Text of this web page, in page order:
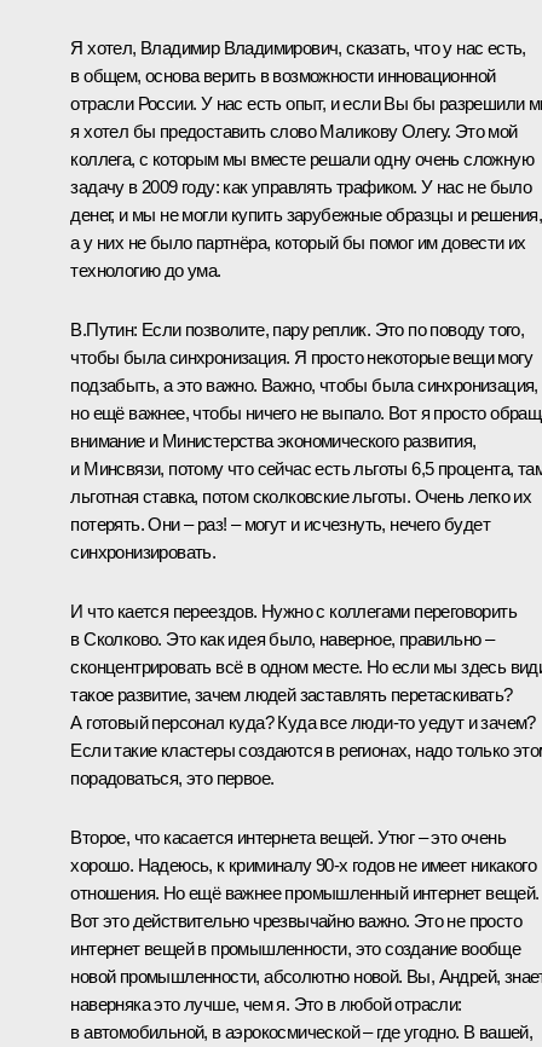
Я хотел, Владимир Владимирович, сказать, что у нас есть,
в общем, основа верить в возможности инновационной
отрасли России. У нас есть опыт, и если Вы бы разрешили
я хотел бы предоставить слово Маликову Олегу. Это мой
коллега, с которым мы вместе решали одну очень сложную
задачу в 2009 году: как управлять трафиком. У нас не было
денег, и мы не могли купить зарубежные образцы и решения,
а у них не было партнёра, который бы помог им довести их
технологию до ума.
В.Путин: Если позволите, пару реплик. Это по поводу того,
чтобы была синхронизация. Я просто некоторые вещи могу
подзабыть, а это важно. Важно, чтобы была синхронизация,
но ещё важнее, чтобы ничего не выпало. Вот я просто
внимание и Министерства экономического развития,
и Минсвязи, потому что сейчас есть льготы 6,5 процента,
льготная ставка, потом сколковские льготы. Очень легко их
потерять. Они – раз! – могут и исчезнуть, нечего будет
синхронизировать.
И что кается переездов. Нужно с коллегами переговорить
в Сколково. Это как идея было, наверное, правильно –
сконцентрировать всё в одном месте. Но если мы здесь
такое развитие, зачем людей заставлять перетаскивать?
А готовый персонал куда? Куда все люди‑то уедут и зачем?
Если такие кластеры создаются в регионах, надо только
порадоваться, это первое.
Второе, что касается интернета вещей. Утюг – это очень
хорошо. Надеюсь, к криминалу 90‑х годов не имеет никакого
отношения. Но ещё важнее промышленный интернет вещей.
Вот это действительно чрезвычайно важно. Это не просто
интернет вещей в промышленности, это создание вообще
новой промышленности, абсолютно новой. Вы, Андрей,
наверняка это лучше, чем я. Это в любой отрасли:
в автомобильной, в аэрокосмической – где угодно. В вашей,